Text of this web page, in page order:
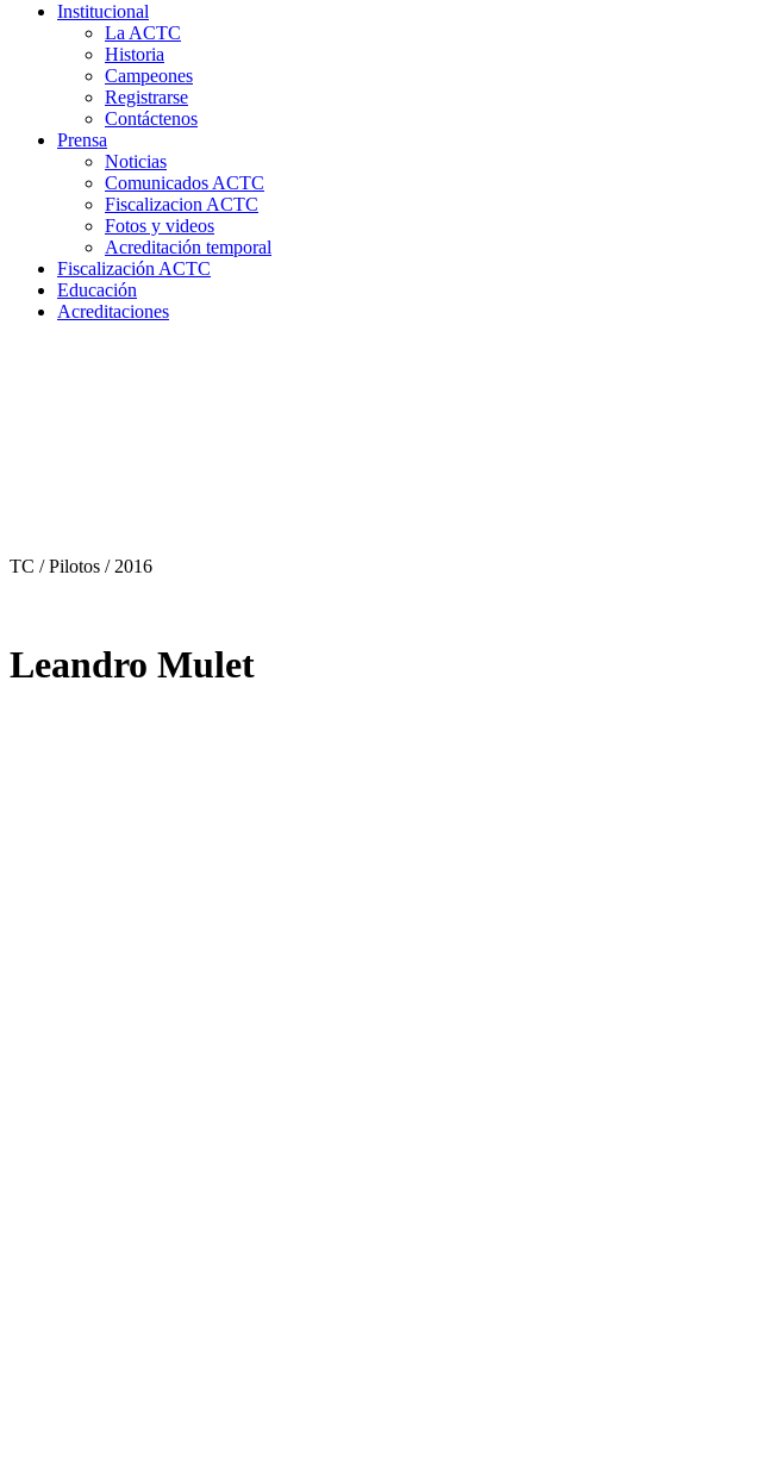
Institucional
La ACTC
Historia
Campeones
Registrarse
Contáctenos
Prensa
Noticias
Comunicados ACTC
Fiscalizacion ACTC
Fotos y videos
Acreditación temporal
Fiscalización ACTC
Educación
Acreditaciones
TC / Pilotos / 2016
Leandro Mulet